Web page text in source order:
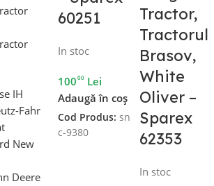
IH
Fahr
New
Deere
60251
In stoc
10000 Lei
Adaugă în coș
Cod Produs: sn
c-9380
Tractor,
Tractorul
Brasov,
White
Oliver –
Sparex
62353
In stoc